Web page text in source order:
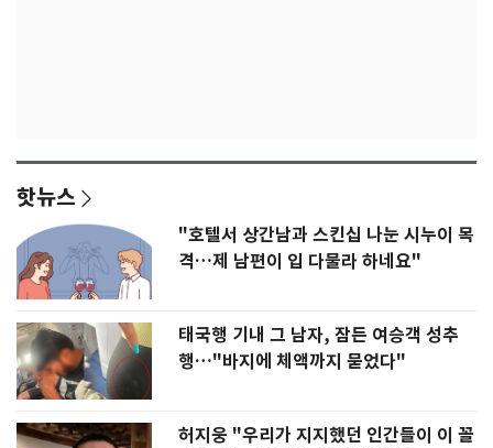
핫뉴스
"호텔서 상간남과 스킨십 나눈 시누이 목
격…제 남편이 입 다물라 하네요"
태국행 기내 그 남자, 잠든 여승객 성추
행…"바지에 체액까지 묻었다"
허지웅 "우리가 지지했던 인간들이 이 꼴